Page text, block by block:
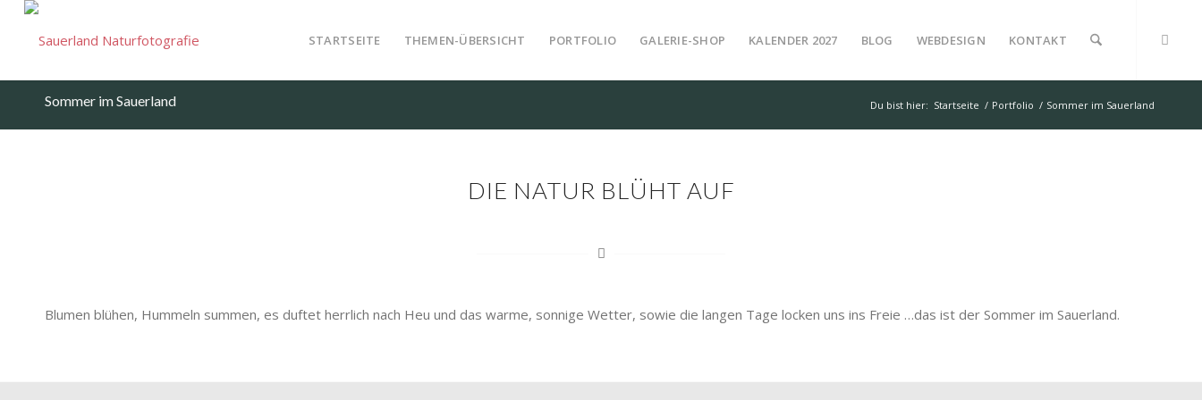
STARTSEITE THEMEN-ÜBERSICHT PORTFOLIO GALERIE-SHOP KALENDER 2027 BLOG WEBDESIGN KONTAKT
Sommer im Sauerland Du bist hier: Startseite / Portfolio / Sommer im Sauerland
DIE NATUR BLÜHT AUF
Blumen blühen, Hummeln summen, es duftet herrlich nach Heu und das warme, sonnige Wetter, sowie die langen Tage locken uns ins Freie …das ist der Sommer im Sauerland.